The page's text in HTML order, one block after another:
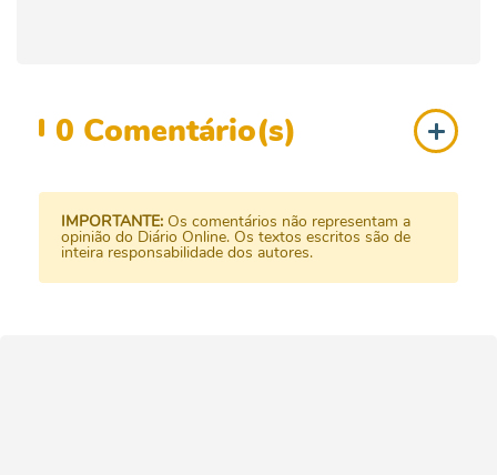
0 Comentário(s)
IMPORTANTE: Os comentários não representam a
opinião do Diário Online. Os textos escritos são de
inteira responsabilidade dos autores.